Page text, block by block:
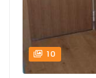
10